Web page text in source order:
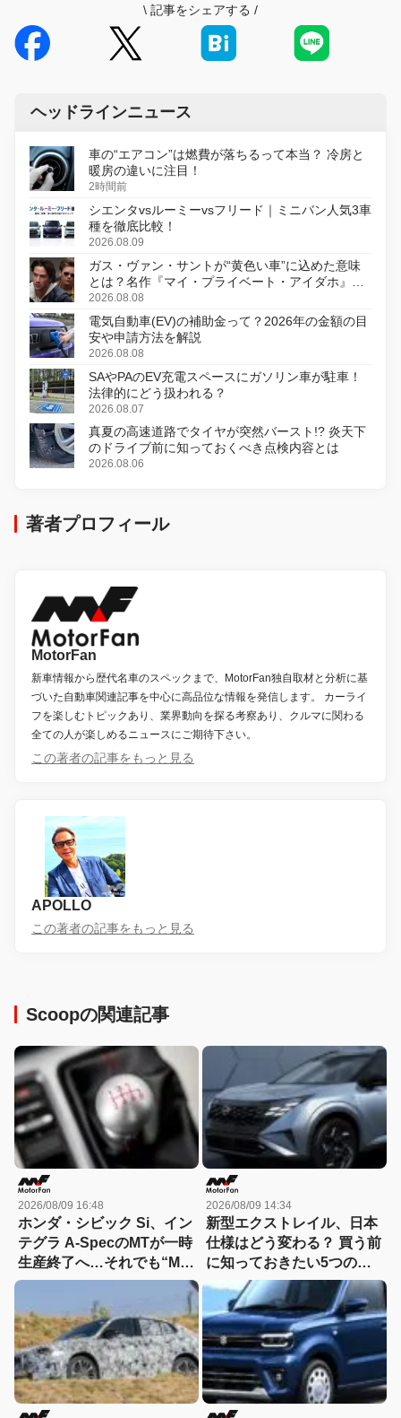
\ 記事をシェアする /
ヘッドラインニュース
車の“エアコン”は燃費が落ちるって本当？ 冷房と
暖房の違いに注目！
2時間前
シエンタvsルーミーvsフリード｜ミニバン人気3車
種を徹底比較！
2026.08.09
ガス・ヴァン・サントが“黄色い車”に込めた意味
とは？名作『マイ・プライベート・アイダホ』が
初のデジタルリマスター版で復活
2026.08.08
電気自動車(EV)の補助金って？2026年の金額の目
安や申請方法を解説
2026.08.08
SAやPAのEV充電スペースにガソリン車が駐車！
法律的にどう扱われる？
2026.08.07
真夏の高速道路でタイヤが突然バースト!? 炎天下
のドライブ前に知っておくべき点検内容とは
2026.08.06
著者プロフィール
MotorFan
新車情報から歴代名車のスペックまで、MotorFan独自取材と分析に基
づいた自動車関連記事を中心に高品位な情報を発信します。 カーライ
フを楽しむトピックあり、業界動向を探る考察あり、クルマに関わる
全ての人が楽しめるニュースにご期待下さい。
この著者の記事をもっと見る
APOLLO
この著者の記事をもっと見る
Scoopの関連記事
2026/08/09 16:48
ホンダ・シビック Si、イン
テグラ A-SpecのMTが一時
生産終了へ…それでも“MT
継続宣言”は変わらない理
2026/08/09 14:34
新型エクストレイル、日本
仕様はどう変わる？ 買う前
に知っておきたい5つの進
化